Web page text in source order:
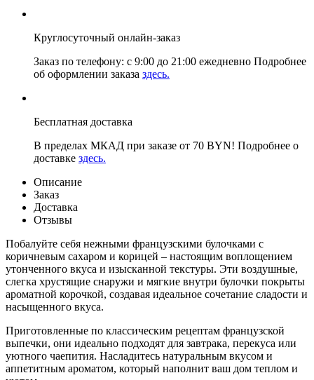
Круглосуточный онлайн-заказ
Заказ по телефону: с 9:00 до 21:00 ежедневно Подробнее
об оформлении заказа здесь.
Бесплатная доставка
В пределах МКАД при заказе от 70 BYN! Подробнее о
доставке здесь.
Описание
Заказ
Доставка
Отзывы
Побалуйте себя нежными французскими булочками с
коричневым сахаром и корицей – настоящим воплощением
утонченного вкуса и изысканной текстуры. Эти воздушные,
слегка хрустящие снаружи и мягкие внутри булочки покрыты
ароматной корочкой, создавая идеальное сочетание сладости и
насыщенного вкуса.
Приготовленные по классическим рецептам французской
выпечки, они идеально подходят для завтрака, перекуса или
уютного чаепития. Насладитесь натуральным вкусом и
аппетитным ароматом, который наполнит ваш дом теплом и